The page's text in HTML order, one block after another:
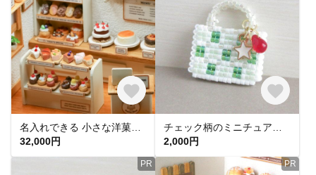
32,000円
2,000円
PR PR